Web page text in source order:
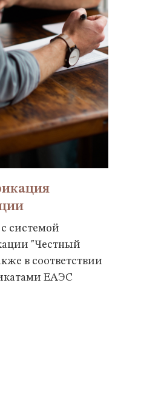
системой
"Честный
в соответствии
ЕАЭС